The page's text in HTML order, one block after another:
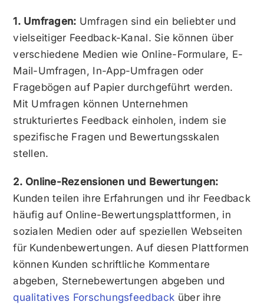
1. Umfragen: Umfragen sind ein beliebter und
vielseitiger Feedback-Kanal. Sie können über
verschiedene Medien wie Online-Formulare, E-
Mail-Umfragen, In-App-Umfragen oder
Fragebögen auf Papier durchgeführt werden.
Mit Umfragen können Unternehmen
strukturiertes Feedback einholen, indem sie
spezifische Fragen und Bewertungsskalen
stellen.
2. Online-Rezensionen und Bewertungen:
Kunden teilen ihre Erfahrungen und ihr Feedback
häufig auf Online-Bewertungsplattformen, in
sozialen Medien oder auf speziellen Webseiten
für Kundenbewertungen. Auf diesen Plattformen
können Kunden schriftliche Kommentare
abgeben, Sternebewertungen abgeben und
qualitatives Forschungsfeedback über ihre